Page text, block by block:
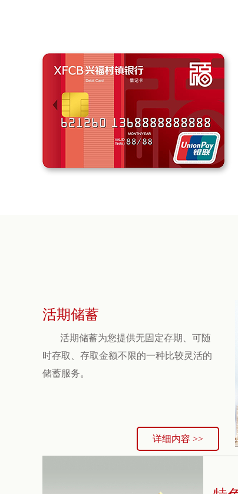
活期储蓄
活期储蓄为您提供无固定存期、可随
时存取、存取金额不限的一种比较灵活的
储蓄服务。
详细内容 >>